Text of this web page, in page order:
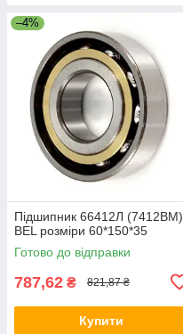
–4%
Підшипник 66412Л (7412ВМ)
BEL розміри 60*150*35
Готово до відправки
787,62 ₴ 821,87 ₴
Купити